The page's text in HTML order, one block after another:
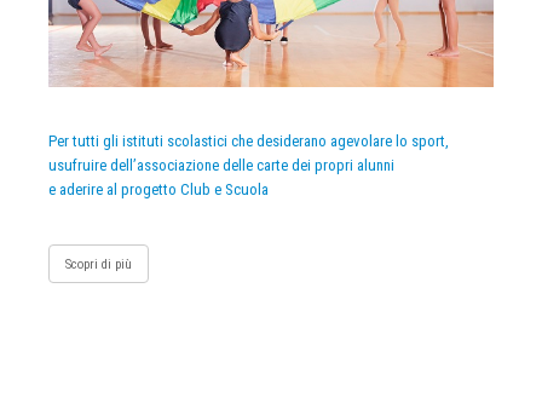
Per tutti gli istituti scolastici che desiderano agevolare lo sport,
usufruire dell’associazione delle carte dei propri alunni
e aderire al progetto Club e Scuola
Scopri di più